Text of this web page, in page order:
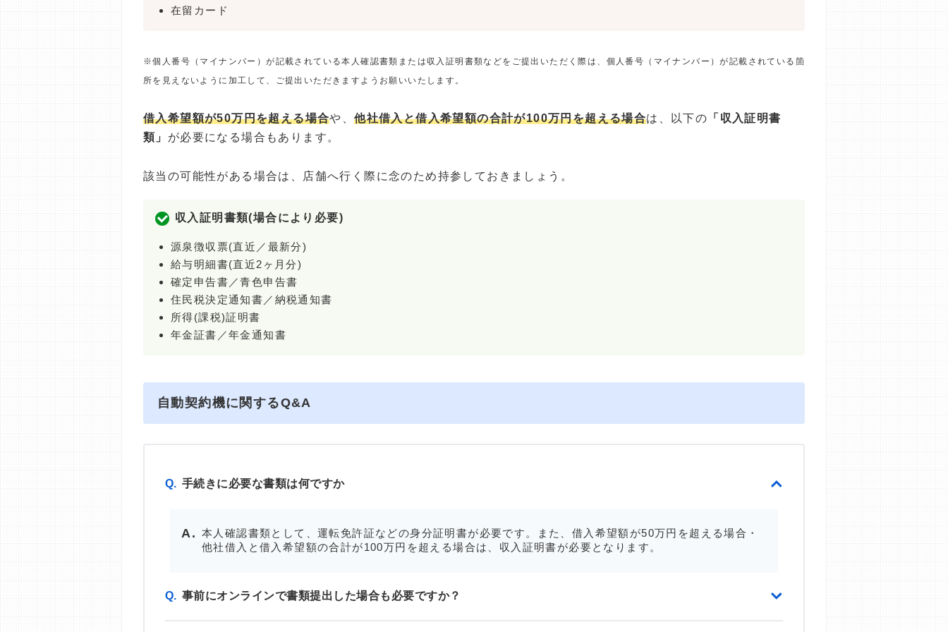
在留カード
※個人番号（マイナンバー）が記載されている本人確認書類または収入証明書類などをご提出いただく際は、個人番号（マイナンバー）が記載されている箇
所を見えないように加工して、ご提出いただきますようお願いいたします。
借入希望額が50万円を超える場合や、他社借入と借入希望額の合計が100万円を超える場合は、以下の 「収入証明書
類」 が必要になる場合もあります。
該当の可能性がある場合は、店舗へ行く際に念のため持参しておきましょう。
収入証明書類(場合により必要)
源泉徴収票(直近／最新分)
給与明細書(直近2ヶ月分)
確定申告書／青色申告書
住民税決定通知書／納税通知書
所得(課税)証明書
年金証書／年金通知書
自動契約機に関するQ&A
Q. 手続きに必要な書類は何ですか
本人確認書類として、運転免許証などの身分証明書が必要です。また、借入希望額が50万円を超える場合・
他社借入と借入希望額の合計が100万円を超える場合は、収入証明書が必要となります。
Q. 事前にオンラインで書類提出した場合も必要ですか？